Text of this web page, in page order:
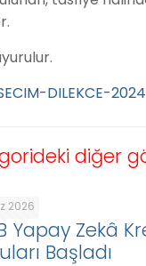
DILEKCE-2024
diğer
2026
Yapay Zekâ
Başladı